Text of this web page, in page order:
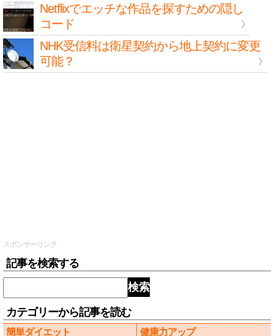
Netflixでエッチな作品を探すための隠し
コード
NHK受信料は衛星契約から地上契約に変更
可能？
スポンサーリンク
記事を検索する
検索
カテゴリーから記事を読む
簡単ダイエット 健康力アップ